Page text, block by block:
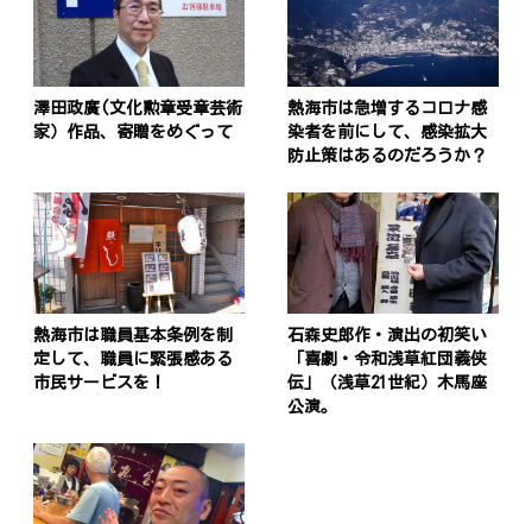
澤田政廣(文化勲章受章芸術
家）作品、寄贈をめぐって
熱海市は急増するコロナ感
染者を前にして、感染拡大
防止策はあるのだろうか？
熱海市は職員基本条例を制
定して、職員に緊張感ある
市民サービスを！
石森史郎作・演出の初笑い
「喜劇・令和浅草紅団義侠
伝」（浅草21世紀）木馬座
公演。